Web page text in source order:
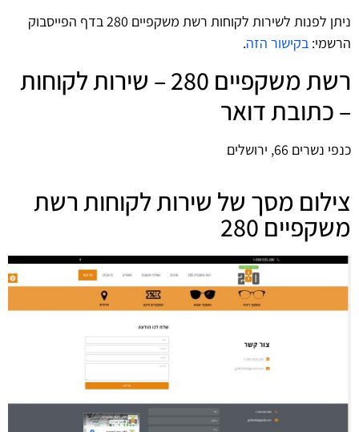
ניתן לפנות לשירות לקוחות רשת משקפיים 280 בדף הפייסבוק
הרשמי: בקישור הזה.
רשת משקפיים 280 – שירות לקוחות
– כתובת דואר
כנפי נשרים 66, ירושלים
צילום מסך של שירות לקוחות רשת
משקפיים 280